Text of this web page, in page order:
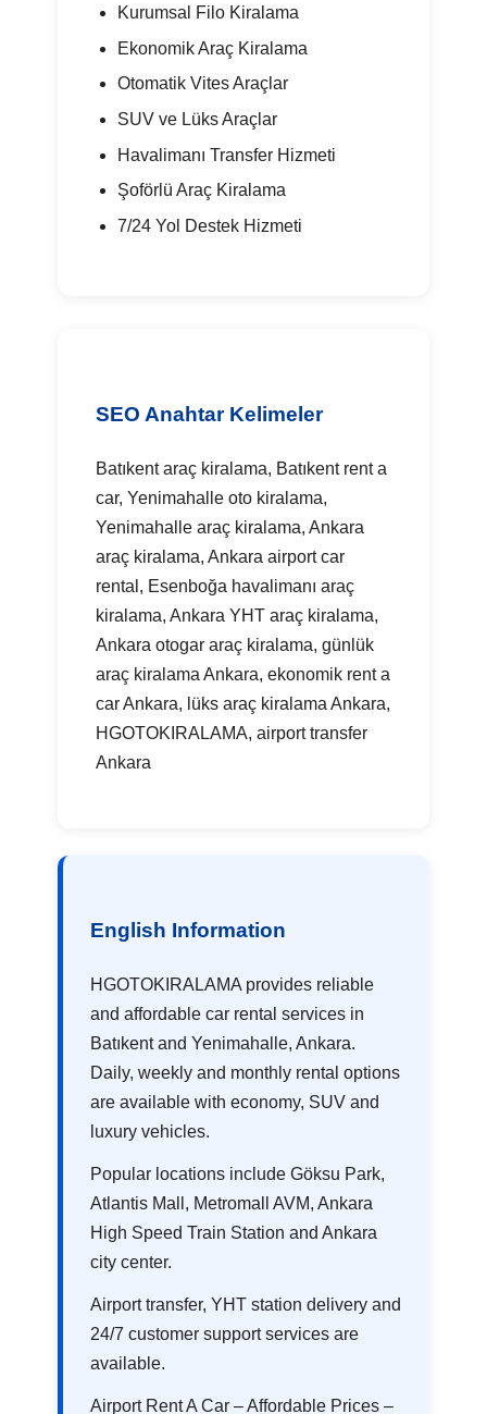
Kurumsal Filo Kiralama
Ekonomik Araç Kiralama
Otomatik Vites Araçlar
SUV ve Lüks Araçlar
Havalimanı Transfer Hizmeti
Şoförlü Araç Kiralama
7/24 Yol Destek Hizmeti
SEO Anahtar Kelimeler
Batıkent araç kiralama, Batıkent rent a
car, Yenimahalle oto kiralama,
Yenimahalle araç kiralama, Ankara
araç kiralama, Ankara airport car
rental, Esenboğa havalimanı araç
kiralama, Ankara YHT araç kiralama,
Ankara otogar araç kiralama, günlük
araç kiralama Ankara, ekonomik rent a
car Ankara, lüks araç kiralama Ankara,
HGOTOKIRALAMA, airport transfer
Ankara
English Information
HGOTOKIRALAMA provides reliable
and affordable car rental services in
Batıkent and Yenimahalle, Ankara.
Daily, weekly and monthly rental options
are available with economy, SUV and
luxury vehicles.
Popular locations include Göksu Park,
Atlantis Mall, Metromall AVM, Ankara
High Speed Train Station and Ankara
city center.
Airport transfer, YHT station delivery and
24/7 customer support services are
available.
Airport Rent A Car – Affordable Prices –